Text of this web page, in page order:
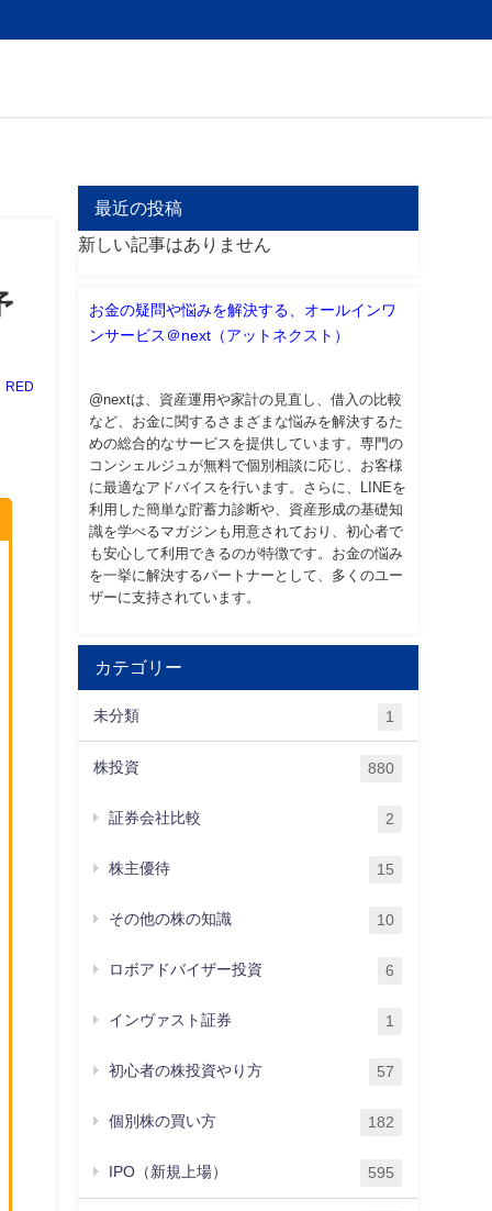
RED
最近の投稿
新しい記事はありません
お金の疑問や悩みを解決する、オールインワ
ンサービス＠next（アットネクスト）
@nextは、資産運用や家計の見直し、借入の比較
など、お金に関するさまざまな悩みを解決するた
めの総合的なサービスを提供しています。専門の
コンシェルジュが無料で個別相談に応じ、お客様
に最適なアドバイスを行います。さらに、LINEを
利用した簡単な貯蓄力診断や、資産形成の基礎知
識を学べるマガジンも用意されており、初心者で
も安心して利用できるのが特徴です。お金の悩み
を一挙に解決するパートナーとして、多くのユー
ザーに支持されています。
カテゴリー
未分類 1
株投資 880
証券会社比較 2
株主優待 15
その他の株の知識 10
ロボアドバイザー投資 6
インヴァスト証券 1
初心者の株投資やり方 57
個別株の買い方 182
IPO（新規上場） 595